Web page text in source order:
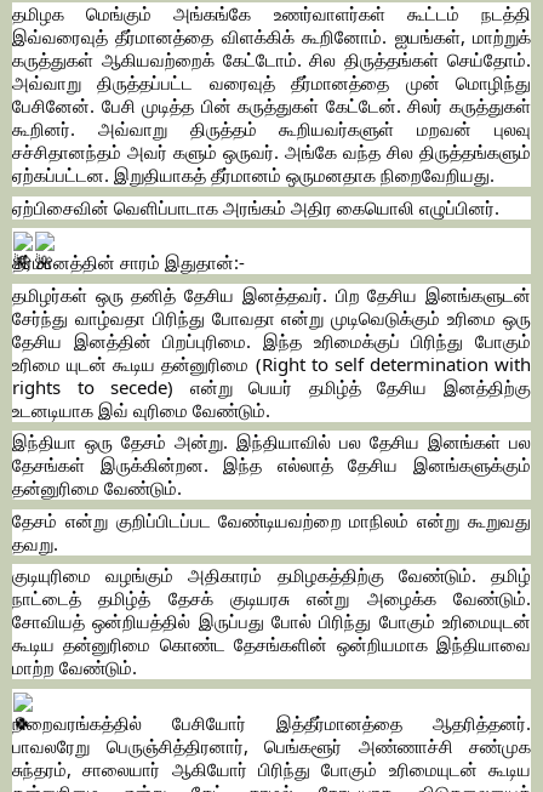
தமிழக மெங்கும் அங்கங்கே உணர்வாளர்கள் கூட்டம் நடத்தி
இவ்வரைவுத் தீர்மானத்தை விளக்கிக் கூறினோம். ஐயங்கள், மாற்றுக்
கருத்துகள் ஆகியவற்றைக் கேட்டோம். சில திருத்தங்கள் செய்தோம்.
அவ்வாறு திருத்தப்பட்ட வரைவுத் தீர்மானத்தை முன் மொழிந்து
பேசினேன். பேசி முடித்த பின் கருத்துகள் கேட்டேன். சிலர் கருத்துகள்
கூறினர். அவ்வாறு திருத்தம் கூறியவர்களுள் மறவன் புலவு
சச்சிதானந்தம் அவர் களும் ஒருவர். அங்கே வந்த சில திருத்தங்களும்
ஏற்கப்பட்டன. இறுதியாகத் தீர்மானம் ஒருமனதாக நிறைவேறியது.
ஏற்பிசைவின் வெளிப்பாடாக அரங்கம் அதிர கையொலி எழுப்பினர்.
தீர்மானத்தின் சாரம் இதுதான்:-
தமிழர்கள் ஒரு தனித் தேசிய இனத்தவர். பிற தேசிய இனங்களுடன்
சேர்ந்து வாழ்வதா பிரிந்து போவதா என்று முடிவெடுக்கும் உரிமை ஒரு
தேசிய இனத்தின் பிறப்புரிமை. இந்த உரிமைக்குப் பிரிந்து போகும்
உரிமை யுடன் கூடிய தன்னுரிமை (Right to self determination with
rights to secede) என்று பெயர் தமிழ்த் தேசிய இனத்திற்கு
உடனடியாக இவ் வுரிமை வேண்டும்.
இந்தியா ஒரு தேசம் அன்று. இந்தியாவில் பல தேசிய இனங்கள் பல
தேசங்கள் இருக்கின்றன. இந்த எல்லாத் தேசிய இனங்களுக்கும்
தன்னுரிமை வேண்டும்.
தேசம் என்று குறிப்பிடப்பட வேண்டியவற்றை மாநிலம் என்று கூறுவது
தவறு.
குடியுரிமை வழங்கும் அதிகாரம் தமிழகத்திற்கு வேண்டும். தமிழ்
நாட்டைத் தமிழ்த் தேசக் குடியரசு என்று அழைக்க வேண்டும்.
சோவியத் ஒன்றியத்தில் இருப்பது போல் பிரிந்து போகும் உரிமையுடன்
கூடிய தன்னுரிமை கொண்ட தேசங்களின் ஒன்றியமாக இந்தியாவை
மாற்ற வேண்டும்.
நிறைவரங்கத்தில் பேசியோர் இத்தீர்மானத்தை ஆதரித்தனர்.
பாவலரேறு பெருஞ்சித்திரனார், பெங்களூர் அண்ணாச்சி சண்முக
சுந்தரம், சாலையார் ஆகியோர் பிரிந்து போகும் உரிமையுடன் கூடிய